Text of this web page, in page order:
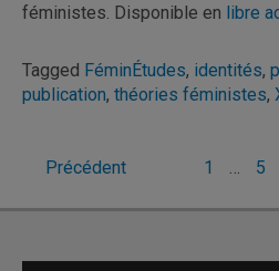
féministes. Disponible en libre
Tagged FéminÉtudes, identités,
publication, théories féministes,
Pagination
des
Précédent 1 … 5